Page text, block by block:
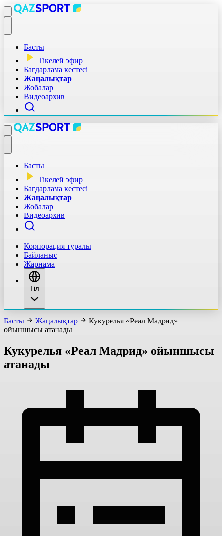
Басты
Тікелей эфир
Бағдарлама кестесі
Жаңалықтар
Жобалар
Видеоархив
Басты
Тікелей эфир
Бағдарлама кестесі
Жаңалықтар
Жобалар
Видеоархив
Корпорация туралы
Байланыс
Жарнама
Тіл
Басты Жаңалықтар
Кукурелья «Реал Мадрид»
ойыншысы атанады
Кукурелья «Реал Мадрид» ойыншысы
атанады